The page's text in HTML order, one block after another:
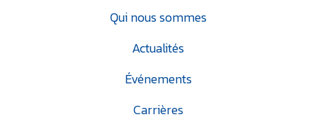
Qui nous sommes
Actualités
Événements
Carrières